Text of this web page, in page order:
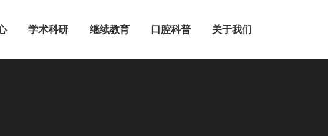
学术科研 继续教育 口腔科普 关于我们